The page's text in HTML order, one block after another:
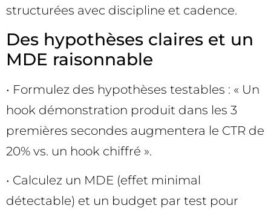
structurées avec discipline et cadence.
Des hypothèses claires et un
MDE raisonnable
• Formulez des hypothèses testables : « Un
hook démonstration produit dans les 3
premières secondes augmentera le CTR de
20% vs. un hook chiffré ».
• Calculez un MDE (effet minimal
détectable) et un budget par test pour